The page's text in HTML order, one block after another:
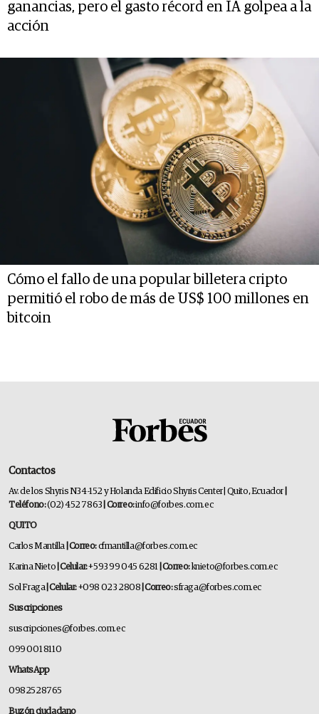
ganancias, pero el gasto récord en IA golpea a la
acción
Cómo el fallo de una popular billetera cripto
permitió el robo de más de US$ 100 millones en
bitcoin
Contactos
Av. de los Shyris N34-152 y Holanda Edificio Shyris Center | Quito, Ecuador
Teléfono:(02) 452 7863 | Correo:info@forbes.com.ec
QUITO
Carlos Mantilla | Correo:cfmantilla@forbes.com.ec
Karina Nieto | Celular:+593 99 045 6281 | Correo:knieto@forbes.com.ec
Sol Fraga| Celular:+098 023 2808 | Correo:sfraga@forbes.com.ec
Suscripciones
suscripciones@forbes.com.ec
099 001 8110
WhatsApp
0982528765
Buzón ciudadano